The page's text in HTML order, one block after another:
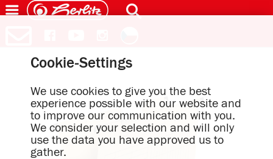
Cookie-Settings
We use cookies to give you the best
experience possible with our website and
to improve our communication with you.
We consider your selection and will only
use the data you have approved us to
gather.